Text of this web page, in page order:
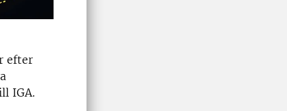
efter
IGA.